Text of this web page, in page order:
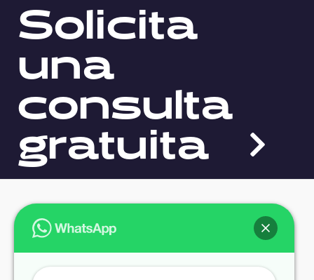
Solicita
una
consulta
gratuita